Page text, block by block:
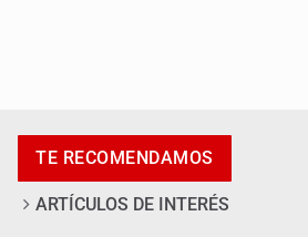
lineamientos para defensa de
TE RECOMENDAMOS
ARTÍCULOS DE INTERÉS